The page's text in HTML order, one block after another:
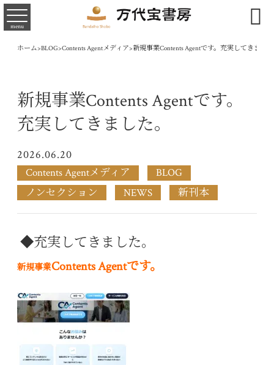
menu 
ホーム>BLOG>Contents Agentメディア>新規事業Contents Agentです。充実してきまし
新規事業Contents Agentです。
充実してきました。
2026.06.20
Contents Agentメディア
BLOG
ノンセクション
NEWS 新刊本
◆充実してきました。
新規事業Contents Agentです。